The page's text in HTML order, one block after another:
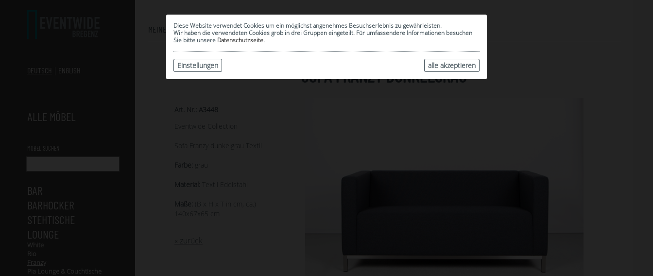
Diese Website verwendet Cookies um ein möglichst angenehmes Besuchserlebnis zu gewährleisten.
Wir haben die verwendeten Cookies grob in drei Gruppen eingeteilt. Für umfassendere Informationen besuchen
Sie bitte unsere Datenschutzseite.
alle akzeptieren
Einstellungen
DEUTSCH ENGLISH
ALLE MÖBEL
MÖBEL SUCHEN
BAR
BARHOCKER
STEHTISCHE
LOUNGE
White
Rio
Franzy
Pia Lounge & Couchtische
MEINE AUSWAHL
0
| ARCHIV
SOFA FRANZY DUNKELGRAU
Art. Nr.: A3448
Eventwide Collection
Sofa Franzy dunkelgrau Textil
Farbe: grau
Material: Textil Edelstahl
Maße:
(B x H x T in cm, ca.)
« zurück